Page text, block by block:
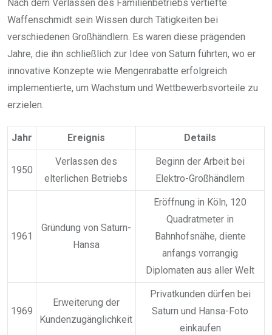
Nach dem Verlassen des Familienbetriebs vertiefte
Waffenschmidt sein Wissen durch Tätigkeiten bei
verschiedenen Großhändlern. Es waren diese prägenden
Jahre, die ihn schließlich zur Idee von Saturn führten, wo er
innovative Konzepte wie Mengenrabatte erfolgreich
implementierte, um Wachstum und Wettbewerbsvorteile zu
erzielen.
Jahr Ereignis Details
1950
Verlassen des
elterlichen Betriebs
Beginn der Arbeit bei
Elektro-Großhändlern
1961
Gründung von Saturn-
Hansa
Eröffnung in Köln, 120
Quadratmeter in
Bahnhofsnähe, diente
anfangs vorrangig
Diplomaten aus aller Welt
1969
Erweiterung der
Kundenzugänglichkeit
Privatkunden dürfen bei
Saturn und Hansa-Foto
einkaufen